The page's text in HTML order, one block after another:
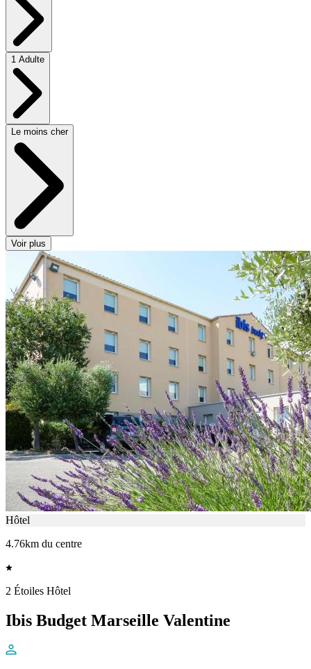
1 Adulte
Le moins cher
Voir plus
Hôtel
4.76km du centre
2 Étoiles Hôtel
Ibis Budget Marseille Valentine